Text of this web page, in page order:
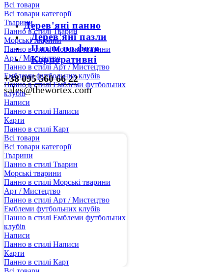
Дерев'яні панно
Дерев'яні пазли
Пазли по фото
Корпоративні
+38 095 560 66 22
sales@thewortex.com
Всі товари
Всі товари категорії
Тварини
Панно в стилі Тварин
Морські тварини
Панно в стилі Морські тварини
Арт / Мистецтво
Панно в стилі Арт / Мистецтво
Емблеми футбольних клубів
Панно в стилі Емблеми футбольних
клубів
Написи
Панно в стилі Написи
Карти
Панно в стилі Карт
Всі товари
Всі товари категорії
Тварини
Панно в стилі Тварин
Морські тварини
Панно в стилі Морські тварини
Арт / Мистецтво
Панно в стилі Арт / Мистецтво
Емблеми футбольних клубів
Панно в стилі Емблеми футбольних
клубів
Написи
Панно в стилі Написи
Карти
Панно в стилі Карт